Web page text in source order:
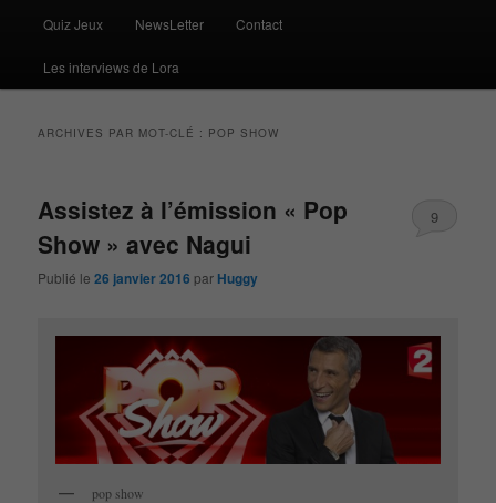
Quiz Jeux NewsLetter Contact
Les interviews de Lora
ARCHIVES PAR MOT-CLÉ : POP SHOW
Assistez à l’émission « Pop
Show » avec Nagui
Publié le26 janvier 2016 par Huggy
9
pop show